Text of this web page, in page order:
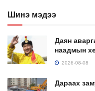
Шинэ мэдээ
Даян
наадмын
2026-08-08
Дараах